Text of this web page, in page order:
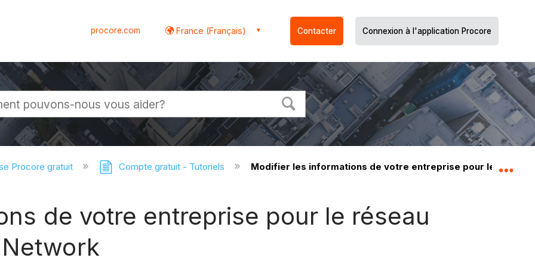
procore.com France (Français) Contacter Connexion à l'application Procore
Procore gratuit Compte gratuit - Tutoriels Modifier les informations de votre entreprise pour le réseau
de votre entreprise pour le réseau